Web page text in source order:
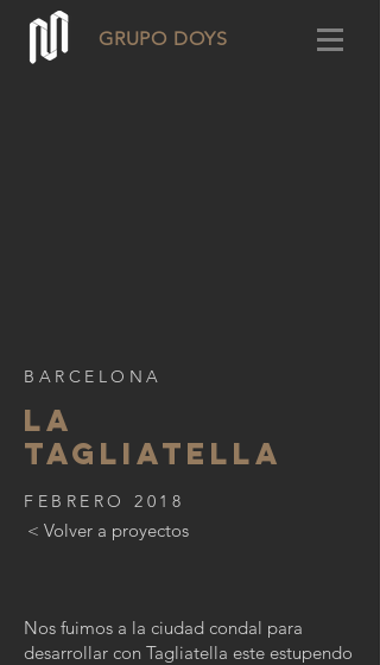
GRUPO DOYS
Nos fuimos a la ciudad condal para
desarrollar con Tagliatella este estupendo
BARCELONA
LA
TAGLIATELLA
FEBRERO 2018
< Volver a proyectos